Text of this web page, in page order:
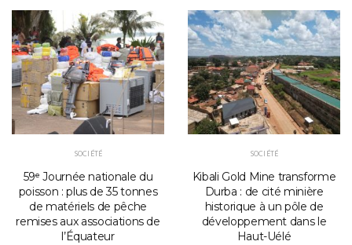
SOCIÉTÉ
59ᵉ Journée nationale du
poisson : plus de 35 tonnes
de matériels de pêche
remises aux associations de
l’Équateur
SOCIÉTÉ
Kibali Gold Mine transforme
Durba : de cité minière
historique à un pôle de
développement dans le
Haut-Uélé